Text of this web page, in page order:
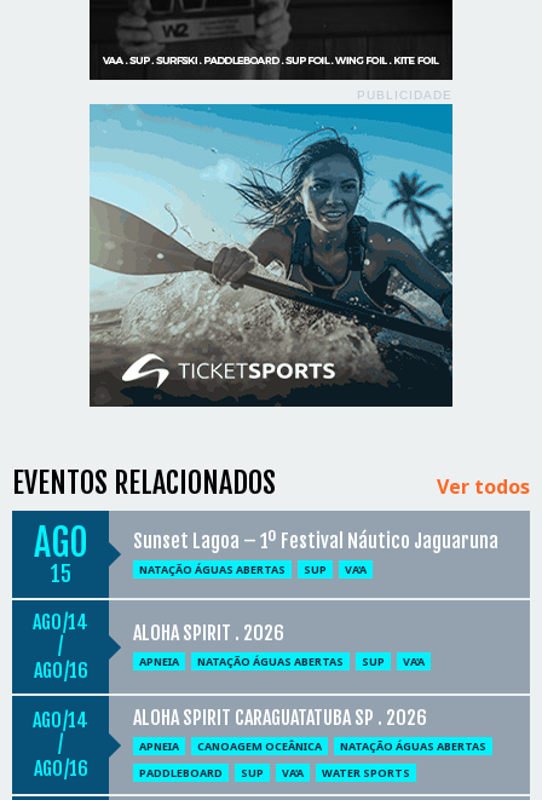
PUBLICIDADE
EVENTOS RELACIONADOS Ver todos
AGO
15
Sunset Lagoa – 1º Festival Náutico Jaguaruna
NATAÇÃO ÁGUAS ABERTAS SUP VA'A
AGO14
/
AGO16
ALOHA SPIRIT . 2026
APNEIA NATAÇÃO ÁGUAS ABERTAS SUP VA'A
AGO14
/
AGO16
ALOHA SPIRIT CARAGUATATUBA SP . 2026
APNEIA CANOAGEM OCEÂNICA
NATAÇÃO ÁGUAS ABERTAS
PADDLEBOARD
SUP VA'A WATER SPORTS